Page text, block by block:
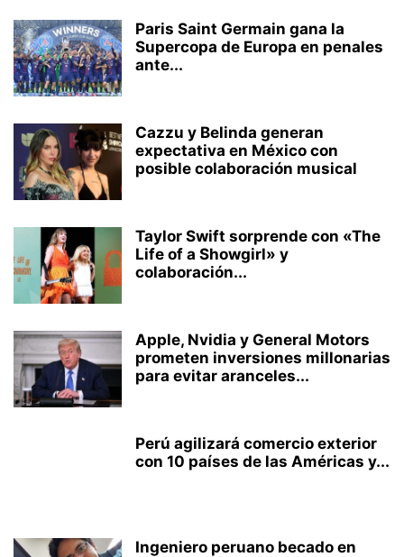
Paris Saint Germain gana la
Supercopa de Europa en penales
ante...
Cazzu y Belinda generan
expectativa en México con
posible colaboración musical
Taylor Swift sorprende con «The
Life of a Showgirl» y
colaboración...
Apple, Nvidia y General Motors
prometen inversiones millonarias
para evitar aranceles...
Perú agilizará comercio exterior
con 10 países de las Américas y...
Ingeniero peruano becado en